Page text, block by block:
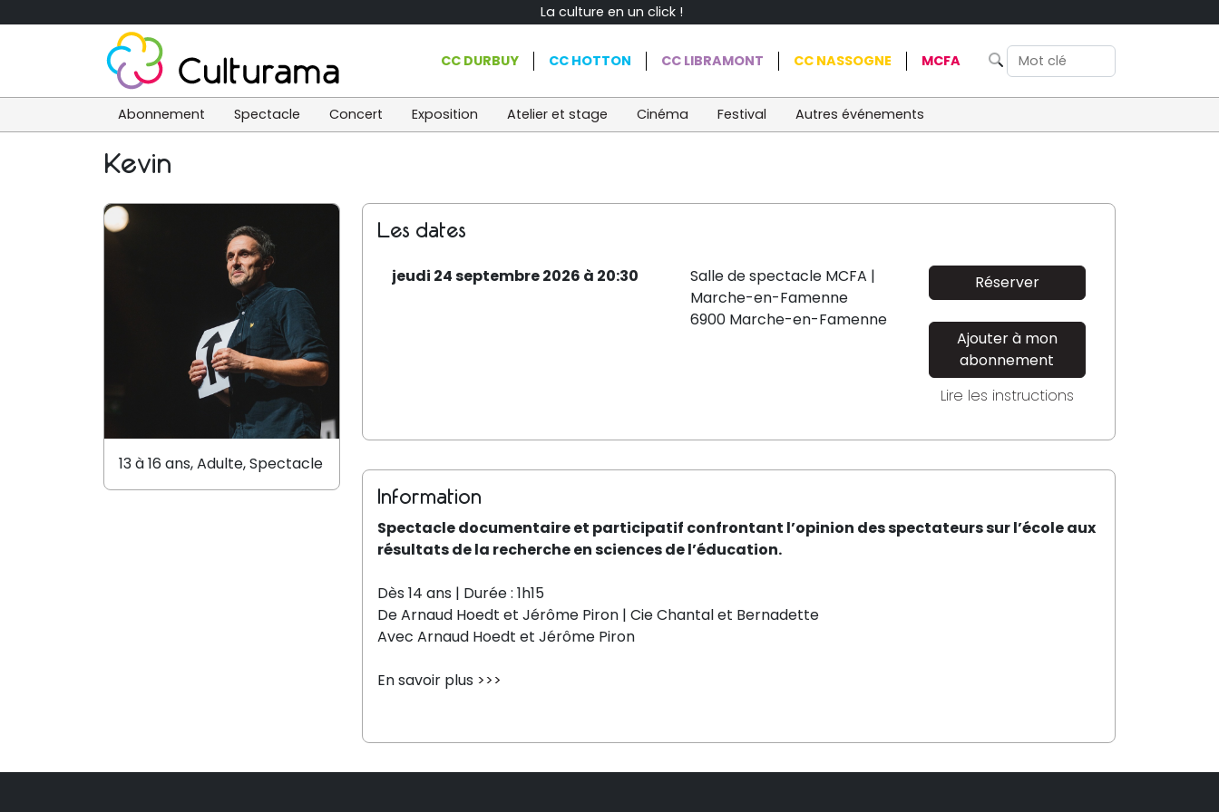
La culture en un click !
CC DURBUY CC HOTTON CC LIBRAMONT CC NASSOGNE MCFA
Abonnement Spectacle Concert Exposition Atelier et stage Cinéma Festival Autres événements
Kevin
Les dates
jeudi 24 septembre 2026 à 20:30
Salle de spectacle MCFA |
Marche-en-Famenne
6900 Marche-en-Famenne
Réserver
Ajouter à mon
abonnement
Lire les instructions
Information
Spectacle documentaire et participatif confrontant l’opinion des spectateurs sur l’école aux
résultats de la recherche en sciences de l’éducation.
Dès 14 ans | Durée : 1h15
De Arnaud Hoedt et Jérôme Piron | Cie Chantal et Bernadette
Avec Arnaud Hoedt et Jérôme Piron
En savoir plus >>>
13 à 16 ans, Adulte, Spectacle